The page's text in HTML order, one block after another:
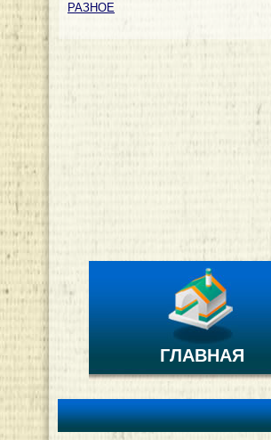
РАЗНОЕ
ГЛАВНАЯ